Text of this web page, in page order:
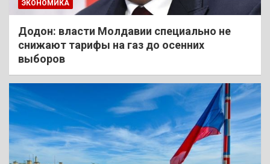
ЭКОНОМИКА
Додон: власти Молдавии специально не
снижают тарифы на газ до осенних
выборов